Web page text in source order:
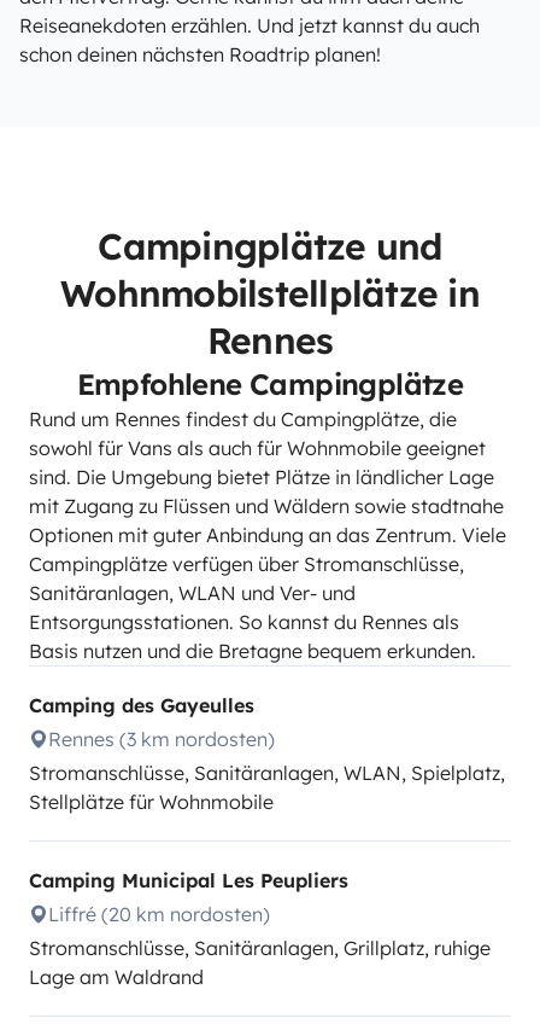
Reiseanekdoten erzählen. Und jetzt kannst du auch
schon deinen nächsten Roadtrip planen!
Campingplätze und
Wohnmobilstellplätze in
Rennes
Empfohlene Campingplätze
Rund um Rennes findest du Campingplätze, die
sowohl für Vans als auch für Wohnmobile geeignet
sind. Die Umgebung bietet Plätze in ländlicher Lage
mit Zugang zu Flüssen und Wäldern sowie stadtnahe
Optionen mit guter Anbindung an das Zentrum. Viele
Campingplätze verfügen über Stromanschlüsse,
Sanitäranlagen, WLAN und Ver- und
Entsorgungsstationen. So kannst du Rennes als
Basis nutzen und die Bretagne bequem erkunden.
Camping des Gayeulles
Rennes (3 km nordosten)
Stromanschlüsse, Sanitäranlagen, WLAN, Spielplatz,
Stellplätze für Wohnmobile
Camping Municipal Les Peupliers
Liffré (20 km nordosten)
Stromanschlüsse, Sanitäranlagen, Grillplatz, ruhige
Lage am Waldrand